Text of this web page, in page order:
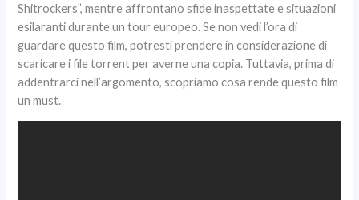
Shitrockers”, mentre affrontano sfide inaspettate e situazioni
esilaranti durante un tour europeo. Se non vedi l’ora di
guardare questo film, potresti prendere in considerazione di
scaricare i file torrent per averne una copia. Tuttavia, prima di
addentrarci nell’argomento, scopriamo cosa rende questo film
un must.